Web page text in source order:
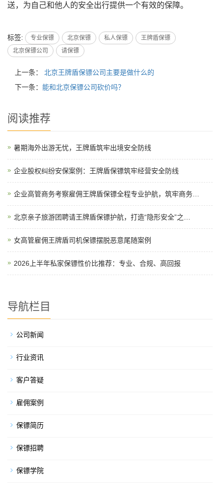
送，为自己和他人的安全出行提供一个有效的保障。
标签: 专业保镖 北京保镖 私人保镖
王牌盾保镖
北京保镖公司
请保镖
上一条： 北京王牌盾保镖公司主要是做什么的
下一条： 能和北京保镖公司砍价吗？
阅读推荐
暑期海外出游无忧，王牌盾筑牢出境安全防线
企业股权纠纷安保案例：王牌盾保镖筑牢经营安全防线
企业高管商务考察雇佣王牌盾保镖全程专业护航，筑牢商务…
北京亲子旅游团聘请王牌盾保镖护航，打造“隐形安全”之…
女高管雇佣王牌盾司机保镖摆脱恶意尾随案例
2026上半年私家保镖性价比推荐：专业、合规、高回报
导航栏目
公司新闻
行业资讯
客户答疑
雇佣案例
保镖简历
保镖招聘
保镖学院